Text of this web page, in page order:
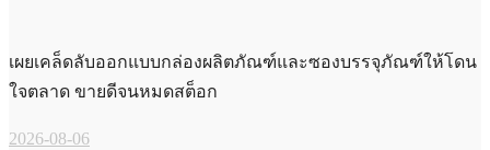
เผยเคล็ดลับออกแบบกล่องผลิตภัณฑ์และซองบรรจุภัณฑ์ให้โดน
ใจตลาด ขายดีจนหมดสต็อก
2026-08-06